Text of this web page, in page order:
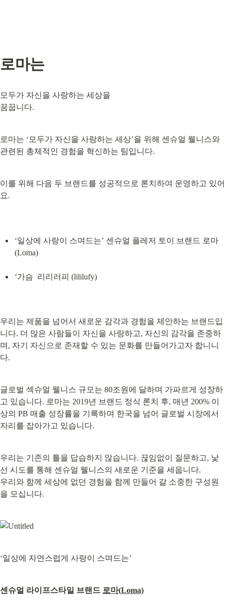
로마는
모두가 자신을 사랑하는 세상을
꿈꿉니다.
로마는 ‘모두가 자신을 사랑하는 세상’을 위해 센슈얼 웰니스와
관련된 총체적인 경험을 혁신하는 팀입니다.
이를 위해 다음 두 브랜드를 성공적으로 론치하여 운영하고 있어
요.
‘일상에 사랑이 스며드는’ 센슈얼 플레저 토이 브랜드 로마
(Loma)
‘가슴  리리러피 (lililufy)
우리는 제품을 넘어서 새로운 감각과 경험을 제안하는 브랜드입
니다. 더 많은 사람들이 자신을 사랑하고, 자신의 감각을 존중하
며, 자기 자신으로 존재할 수 있는 문화를 만들어가고자 합니니
다.
글로벌 섹슈얼 웰니스 규모는 80조원에 달하며 가파르게 성장하
고 있습니다. 로마는 2019년 브랜드 정식 론치 후, 매년 200% 이
상의 PB 매출 성장률을 기록하며 한국을 넘어 글로벌 시장에서
자리를 잡아가고 있습니다.
우리는 기존의 틀을 답습하지 않습니다. 끊임없이 질문하고, 낯
선 시도를 통해 센슈얼 웰니스의 새로운 기준을 세웁니다.
우리와 함께 세상에 없던 경험을 함께 만들어 갈 소중한 구성원
을 모십니다.
‘일상에 자연스럽게 사랑이 스며드는’
센슈얼 라이프스타일 브랜드 로마(Loma)